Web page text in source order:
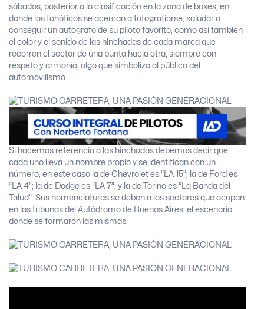
sábados, posterior a la clasificación en la zona de boxes, en
donde los fanáticos se acercan a fotografiarse, saludar o
conseguir un autógrafo de su piloto favorito, como así también
el color y el sonido de las hinchadas de cada marca que
recorren el sector de una punta hacia otra, siempre con
respeto y armonía, algo que simboliza al público del
automovilismo.
Si hacemos referencia a las hinchadas debemos decir que
cada uno lleva un nombre propio y se identifican con un
número, en este caso la de Chevrolet es “LA 15”; la de Ford es
“LA 4”; la de Dodge es “LA 7”; y la de Torino es “La Banda del
Talud”. Sus nomenclaturas se deben a los sectores que ocupan
en las tribunas del Autódromo de Buenos Aires, el escenario
donde se formaron las mismas.